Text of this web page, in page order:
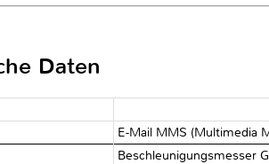
Daten
E-Mail MMS (Multimedia
Beschleunigungsmesser